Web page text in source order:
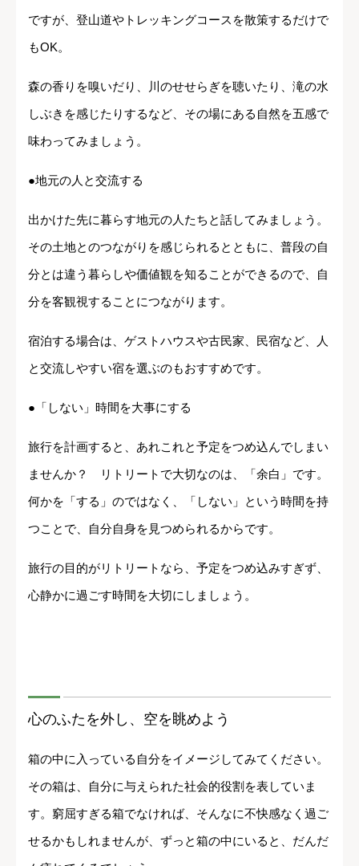
ですが、登山道やトレッキングコースを散策するだけで
もOK。
森の香りを嗅いだり、川のせせらぎを聴いたり、滝の水
しぶきを感じたりするなど、その場にある自然を五感で
味わってみましょう。
●地元の人と交流する
出かけた先に暮らす地元の人たちと話してみましょう。
その土地とのつながりを感じられるとともに、普段の自
分とは違う暮らしや価値観を知ることができるので、自
分を客観視することにつながります。
宿泊する場合は、ゲストハウスや古民家、民宿など、人
と交流しやすい宿を選ぶのもおすすめです。
●「しない」時間を大事にする
旅行を計画すると、あれこれと予定をつめ込んでしまい
ませんか？ リトリートで大切なのは、「余白」です。
何かを「する」のではなく、「しない」という時間を持
つことで、自分自身を見つめられるからです。
旅行の目的がリトリートなら、予定をつめ込みすぎず、
心静かに過ごす時間を大切にしましょう。
心のふたを外し、空を眺めよう
箱の中に入っている自分をイメージしてみてください。
その箱は、自分に与えられた社会的役割を表していま
す。窮屈すぎる箱でなければ、そんなに不快感なく過ご
せるかもしれませんが、ずっと箱の中にいると、だんだ